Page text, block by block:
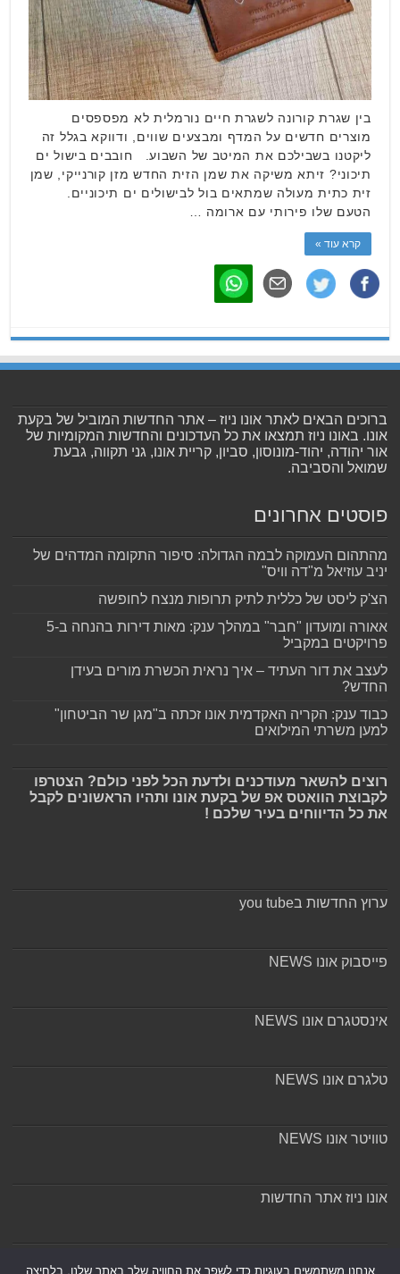
בין שגרת קורונה לשגרת חיים נורמלית לא מפספסים
מוצרים חדשים על המדף ומבצעים שווים, ודווקא בגלל זה
ליקטנו בשבילכם את המיטב של השבוע. חובבים בישול ים
תיכוני? זיתא משיקה את שמן הזית החדש מזן קורנייקי, שמן
זית כתית מעולה שמתאים בול לבישולים ים תיכוניים.
הטעם שלו פירותי עם ארומה …
קרא עוד »
ברוכים הבאים לאתר אונו ניוז – אתר החדשות המוביל של בקעת
אונו. באונו ניוז תמצאו את כל העדכונים והחדשות המקומיות של
אור יהודה, יהוד-מונוסון, סביון, קריית אונו, גני תקווה, גבעת
שמואל והסביבה.
פוסטים אחרונים
מהתהום העמוקה לבמה הגדולה: סיפור התקומה המדהים של
יניב עוזיאל מ"דה וויס"
הצ'ק ליסט של כללית לתיק תרופות מנצח לחופשה
אאורה ומועדון "חבר" במהלך ענק: מאות דירות בהנחה ב-5
פרויקטים במקביל
לעצב את דור העתיד – איך נראית הכשרת מורים בעידן
החדש?
כבוד ענק: הקריה האקדמית אונו זכתה ב"מגן שר הביטחון"
למען משרתי המילואים
רוצים להשאר מעודכנים ולדעת הכל לפני כולם? הצטרפו
לקבוצת הוואטס אפ של בקעת אונו ותהיו הראשונים לקבל
את כל הדיווחים בעיר שלכם !
ערוץ החדשות בyou tube
פייסבוק אונו NEWS
אינסטגרם אונו NEWS
טלגרם אונו NEWS
טוויטר אונו NEWS
אונו ניוז אתר החדשות
אנחנו משתמשים בעוגיות כדי לשפר את החוויה שלך באתר שלנו, בלחיצה